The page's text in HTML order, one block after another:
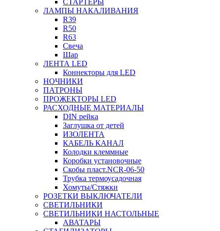
СТАРТЕРЫ
ЛАМПЫ НАКАЛИВАНИЯ
R39
R50
R63
Свеча
Шар
ЛЕНТА LED
Коннекторы для LED
НОЧНИКИ
ПАТРОНЫ
ПРОЖЕКТОРЫ LED
РАСХОДНЫЕ МАТЕРИАЛЫ
DIN рейка
Заглушка от детей
ИЗОЛЕНТА
КАБЕЛЬ КАНАЛ
Колодки клеммные
Коробки установочные
Скобы пласт.NCR-06-50
Трубка термоусадочная
Хомуты/Стяжки
РОЗЕТКИ ВЫКЛЮЧАТЕЛИ
СВЕТИЛЬНИКИ
СВЕТИЛЬНИКИ НАСТОЛЬНЫЕ
АВАТАРЫ